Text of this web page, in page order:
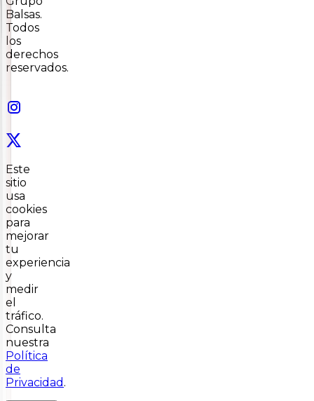
Balsas.
Todos
los
derechos
reservados.
Este
sitio
usa
cookies
para
mejorar
tu
experiencia
y
medir
el
tráfico.
Consulta
nuestra
Política
de
Privacidad .